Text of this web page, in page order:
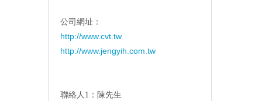
公司網址：
http://www.cvt.tw
http://www.jengyih.com.tw
聯絡人1：陳先生